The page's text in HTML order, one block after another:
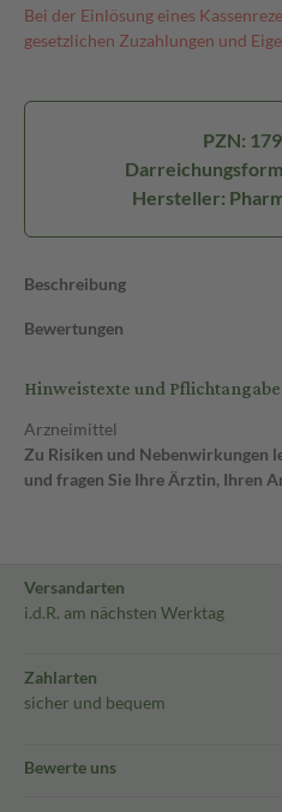
Bei der Einlösung eines
gesetzlichen Zuzahlungen und
PZN:
Hersteller:
Beschreibung
Bewertungen
Hinweistexte und
Arzneimittel
Zu Risiken und Nebenwirkungen
und fragen Sie Ihre Ärztin, Ihren
Versandarten
i.d.R. am nächsten Werktag
Zahlarten
sicher und bequem
Bewerte uns